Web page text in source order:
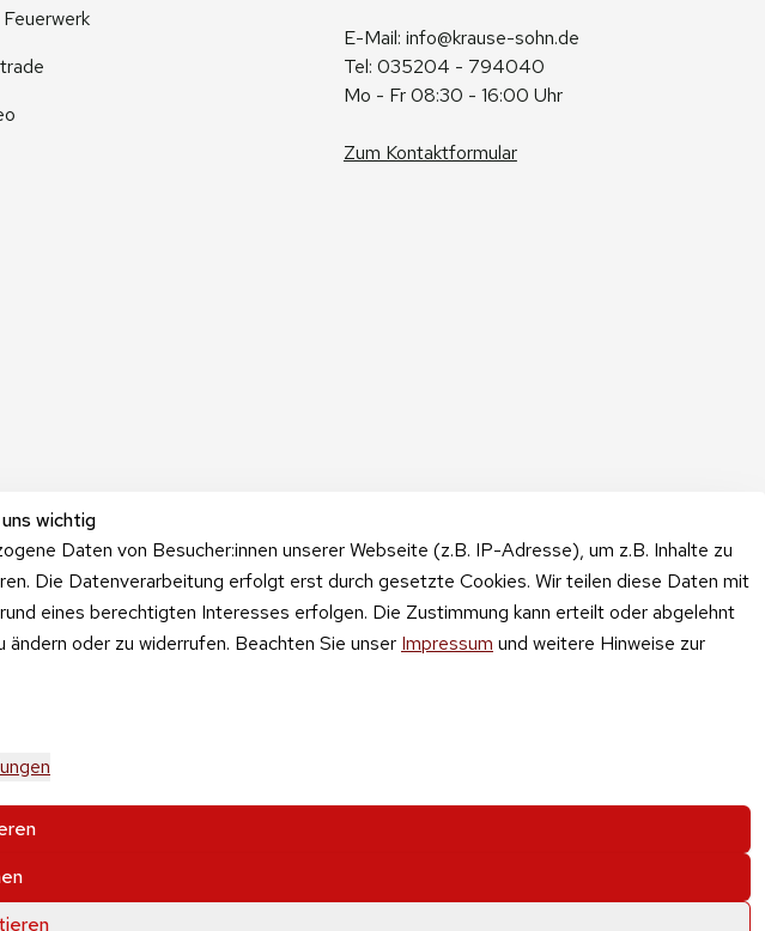
wichtig
Daten von Besucher:innen unserer Webseite (z.B. IP-Adresse), um z.B. Inhalte zu
Die Datenverarbeitung erfolgt erst durch gesetzte Cookies. Wir teilen diese Daten mit
eines berechtigten Interesses erfolgen. Die Zustimmung kann erteilt oder abgelehnt
oder zu widerrufen. Beachten Sie unser Impressum und weitere Hinweise zur
E-Mail: info@krause-sohn.de
Tel: 035204 - 794040
Mo - Fr 08:30 - 16:00 Uhr
Zum Kontaktformular
und
Wilsdruff OT Kesselsdorf